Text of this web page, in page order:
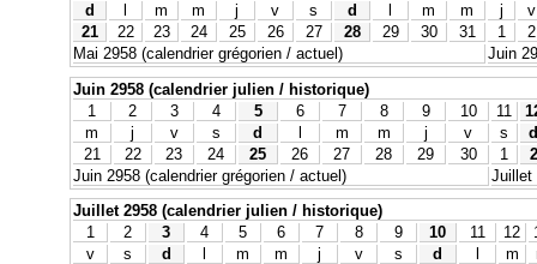
d
m m j v s d m m j
v
21
22 23 24 25 26 27 28 29 30 31 1
2
Mai 2958 (calendrier grégorien / actuel)
Juin
Juin 2958 (calendrier julien / historique)
1
2 3 4 5 6 7 8 9 10 11
m
j v s d l m m j v s
d
21
22 23 24 25 26 27 28 29 30 1
2
Juin 2958 (calendrier grégorien / actuel)
Juillet
Juillet 2958 (calendrier julien / historique)
1
2 3 4 5 6 7 8 9 10 11 12
v
s d m m j v s d m